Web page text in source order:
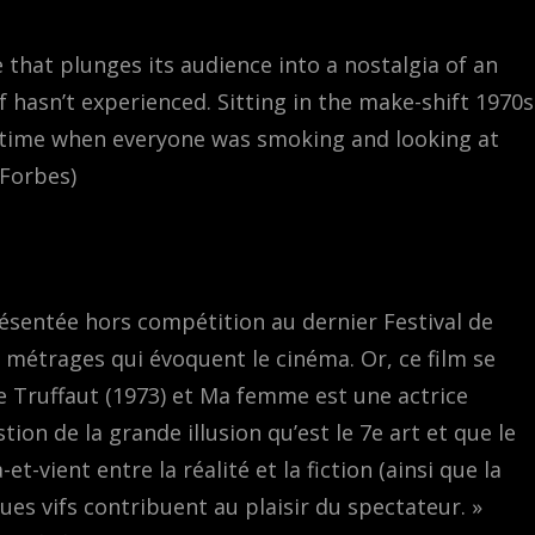
that plunges its audience into a nostalgia of an
experienced. Sitting in the make-shift 1970s
when everyone was smoking and looking at
hors compétition au dernier Festival de
qui évoquent le cinéma. Or, ce film se
(1973) et Ma femme est une actrice
de la grande illusion qu’est le 7e art et que le
vient entre la réalité et la fiction (ainsi que la
vifs contribuent au plaisir du spectateur. »